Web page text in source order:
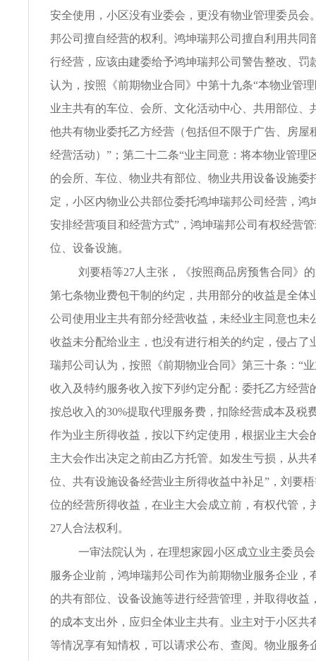
安全使用，小区没有业委会，更没有物业管理委员会
邦公司擅自经营的权利。鸿坤瑞邦公司擅自利用共同
行经营，应该由建委给予鸿坤瑞邦公司警告整改、罚
认为，按照《前期物业合同》中第十九条“本物业管
业主共有的车位、会所、文化活动中心、共用部位、
他共有物业委托乙方经营（包括但不限于广告、房屋
经营活动）”；第二十二条“业主同意：将本物业管理
的会所、车位、物业共有部位、物业共用设备设施委
定，小区内物业公共部位委托鸿坤瑞邦公司经营，鸿
安排经营项目和经营方式”，鸿坤瑞邦公司有权经营
位、设备设施。
刘要梧等27人主张，《按照商品房预售合同》
第七条物业费包干制的约定，共用部分的收益是全体
公司使用业主共有部分经营收益，未经业主同意也未
收益未分配给业主，也没有进行相关的约定，侵占了
瑞邦公司认为，按照《前期物业合同》第三十条：“
收入及特约服务收入按下列约定分配：委托乙方经营
按总收入的30%提取代理服务费，扣除经营成本及税
作为业主所得收益，按以下约定使用，根据业主大会
主大会作出决定之前由乙方托管。如发生亏损，从共
位、共有设施设备经营业主所得收益中补足”，刘要
位的经营所得收益，在业主大会成立前，有权代管，
27人合法权利。
一审法院认为，在理想家园小区成立业主委员
服务企业前，鸿坤瑞邦公司作为前期物业服务企业，
的共有部位、设备设施等进行经营管理，并取得收益
的成本支出外，应归全体业主共有。业主对于小区共
等情况享有知情权，可以请求公布、查阅。物业服务